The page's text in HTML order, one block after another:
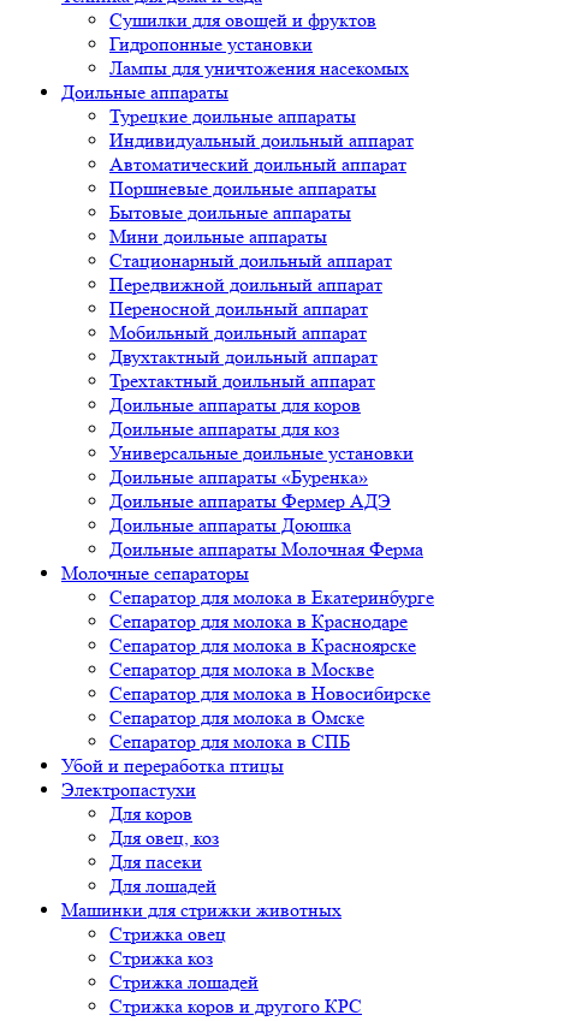
Сушилки для овощей и фруктов
Гидропонные установки
Лампы для уничтожения насекомых
Доильные аппараты
Турецкие доильные аппараты
Индивидуальный доильный аппарат
Автоматический доильный аппарат
Поршневые доильные аппараты
Бытовые доильные аппараты
Мини доильные аппараты
Стационарный доильный аппарат
Передвижной доильный аппарат
Переносной доильный аппарат
Мобильный доильный аппарат
Двухтактный доильный аппарат
Трехтактный доильный аппарат
Доильные аппараты для коров
Доильные аппараты для коз
Универсальные доильные установки
Доильные аппараты «Буренка»
Доильные аппараты Фермер АДЭ
Доильные аппараты Доюшка
Доильные аппараты Молочная Ферма
Молочные сепараторы
Сепаратор для молока в Екатеринбурге
Сепаратор для молока в Краснодаре
Сепаратор для молока в Красноярске
Сепаратор для молока в Москве
Сепаратор для молока в Новосибирске
Сепаратор для молока в Омске
Сепаратор для молока в СПБ
Убой и переработка птицы
Электропастухи
Для коров
Для овец, коз
Для пасеки
Для лошадей
Машинки для стрижки животных
Стрижка овец
Стрижка коз
Стрижка лошадей
Стрижка коров и другого КРС